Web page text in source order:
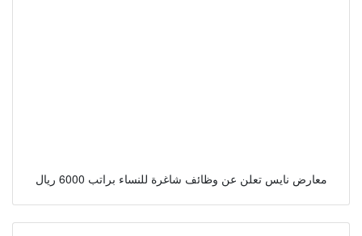
معارض نايس تعلن عن وظائف شاغرة للنساء براتب 6000 ريال